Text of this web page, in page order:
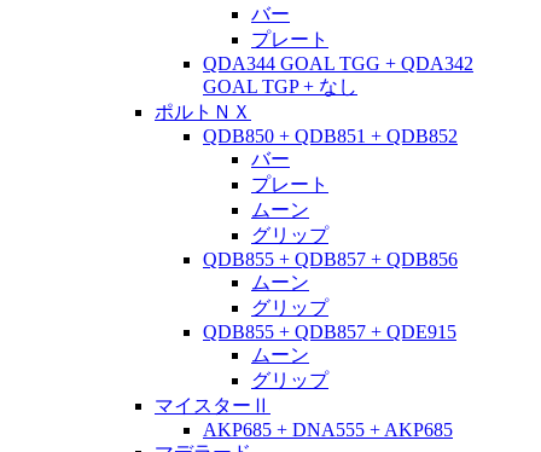
バー
プレート
QDA344 GOAL TGG + QDA342
GOAL TGP + なし
ポルトＮＸ
QDB850 + QDB851 + QDB852
バー
プレート
ムーン
グリップ
QDB855 + QDB857 + QDB856
ムーン
グリップ
QDB855 + QDB857 + QDE915
ムーン
グリップ
マイスターⅡ
AKP685 + DNA555 + AKP685